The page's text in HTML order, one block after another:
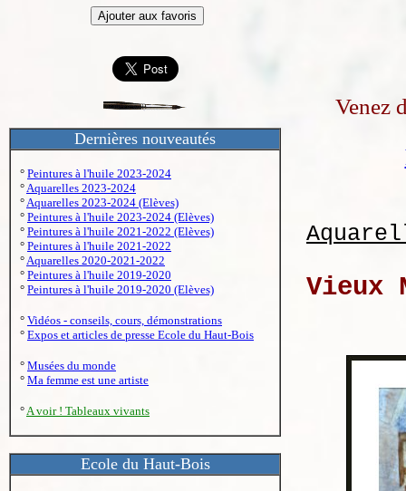
Dernières nouveautés
° Peintures à l'huile 2023-2024
°Aquarelles 2023-2024
°Aquarelles 2023-2024 (Elèves)
° Peintures à l'huile 2023-2024 (Elèves)
° Peintures à l'huile 2021-2022 (Elèves)
° Peintures à l'huile 2021-2022
°Aquarelles 2020-2021-2022
° Peintures à l'huile 2019-2020
° Peintures à l'huile 2019-2020 (Elèves)
° Vidéos - conseils, cours, démonstrations
° Expos et articles de presse Ecole du Haut-Bois
° Musées du monde
° Ma femme est une artiste
°A voir ! Tableaux vivants
Ecole du Haut-Bois
Venez
Vieux